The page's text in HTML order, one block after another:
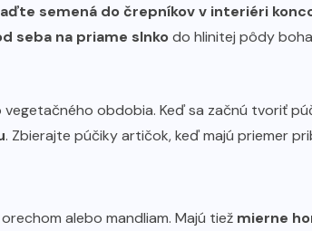
semená do črepníkov v interiéri
seba na priame slnkodo hlinitej pôdy
vegetačného obdobia. Keď sa začnú tvoriť
. Zbierajte púčiky artičok, keď majú priemer
alebo mandliam. Majú tiež mierne